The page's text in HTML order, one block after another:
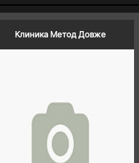
Клиника Метод Довже